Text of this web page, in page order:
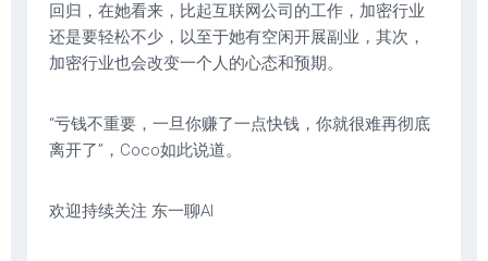
回归，在她看来，比起互联网公司的工作，加密行业
还是要轻松不少，以至于她有空闲开展副业，其次，
加密行业也会改变一个人的心态和预期。
“亏钱不重要，一旦你赚了一点快钱，你就很难再彻底
离开了”，Coco如此说道。
欢迎持续关注 东一聊AI